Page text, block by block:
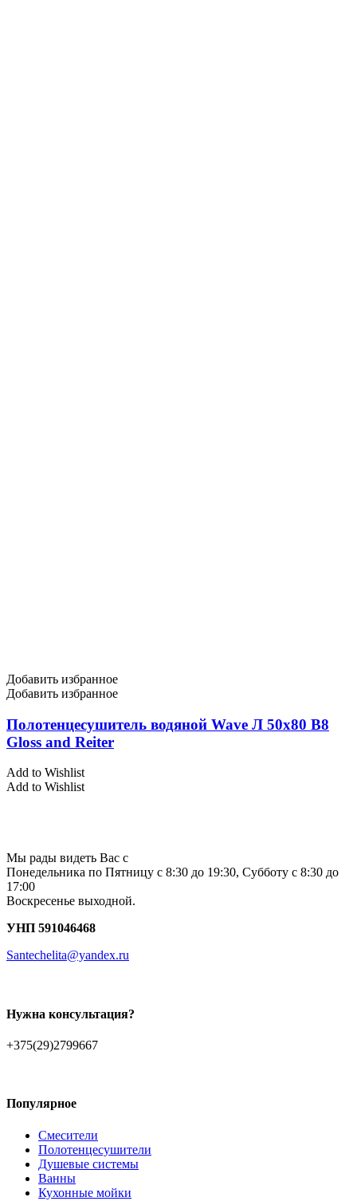
Добавить избранное
Добавить избранное
Полотенцесушитель водяной Wave Л 50х80 В8
Gloss and Reiter
Add to Wishlist
Add to Wishlist
Мы рады видеть Вас с
Понедельника по Пятницу с 8:30 до 19:30, Субботу с 8:30 до
17:00
Воскресенье выходной.
УНП 591046468
Santechelita@yandex.ru
Нужна консультация?
+375(29)2799667
Популярное
Смесители
Полотенцесушители
Душевые системы
Ванны
Кухонные мойки